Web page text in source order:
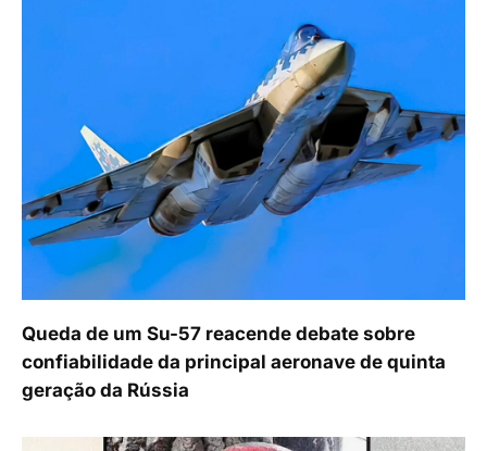
Queda de um Su-57 reacende debate sobre
confiabilidade da principal aeronave de quinta
geração da Rússia